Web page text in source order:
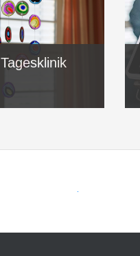
Tagesklinik